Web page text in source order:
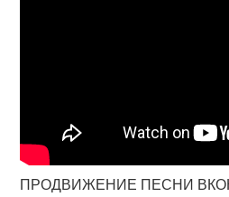
ПРОДВИЖЕНИЕ ПЕСНИ